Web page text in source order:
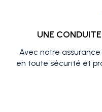
UNE
Avec notre
en toute sécurité et